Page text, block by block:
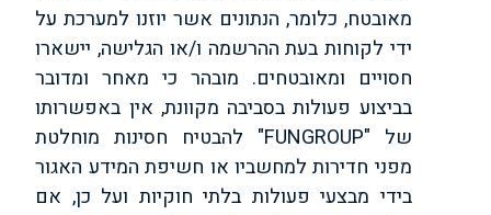
מאובטח, כלומר, הנתונים אשר יוזנו למערכת על
ידי לקוחות בעת ההרשמה ו/או הגלישה, יישארו
חסויים ומאובטחים. מובהר כי מאחר ומדובר
בביצוע פעולות בסביבה מקוונת, אין באפשרותו
של "FUNGROUP" להבטיח חסינות מוחלטת
מפני חדירות למחשביו או חשיפת המידע האגור
בידי מבצעי פעולות בלתי חוקיות ועל כן, אם